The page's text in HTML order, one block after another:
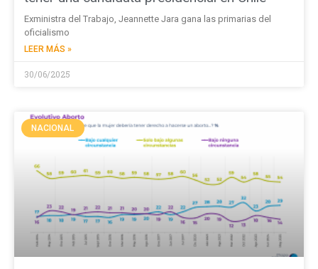
Exministra del Trabajo, Jeannette Jara gana las primarias del
oficialismo
LEER MÁS »
30/06/2025
NACIONAL